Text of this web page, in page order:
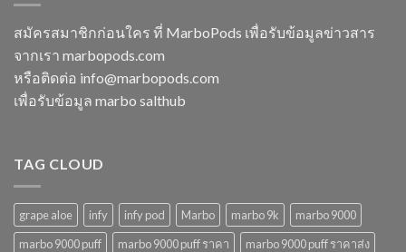
เลือก
ตอบ
โจทย์
ในปี
2568
แล้ว
ทิ้ง
บุหรี่
ยอด
นิยม
สมัครสมาชิกก่อนใคร ที่ MarboPods เพื่อรับข้อมูลข่าวสาร
จากเรา marbopods.com
หรือติดต่อ info@marbopods.com
เพื่อรับข้อมูล marbo salthub
TAG CLOUD
grape aloe infy infy pod Marbo marbo 9k
marbo 9000
marbo 9000 puff
marbo 9000 puff ราคา
marbo 9000 puff ราคาส่ง